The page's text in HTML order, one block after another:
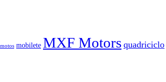
mobilete MXF Motors quadriciclo